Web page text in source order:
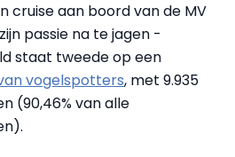
cruise aan boord van de MV
passie na te jagen -
staat tweede op een
vogelspotters, met 9.935
(90,46% van alle